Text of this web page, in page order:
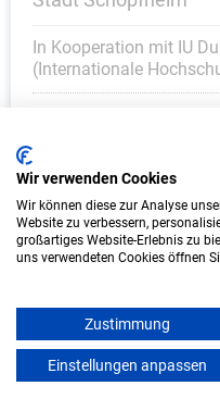
In Kooperation mit IU
(Internationale
Freie Plätze: 1
Wir verwenden Cookies
Wir können diese zur Analyse
Website zu verbessern,
großartiges Website-Erlebnis zu
uns verwendeten Cookies öffnen
Zustimmung
Einstellungen anpassen